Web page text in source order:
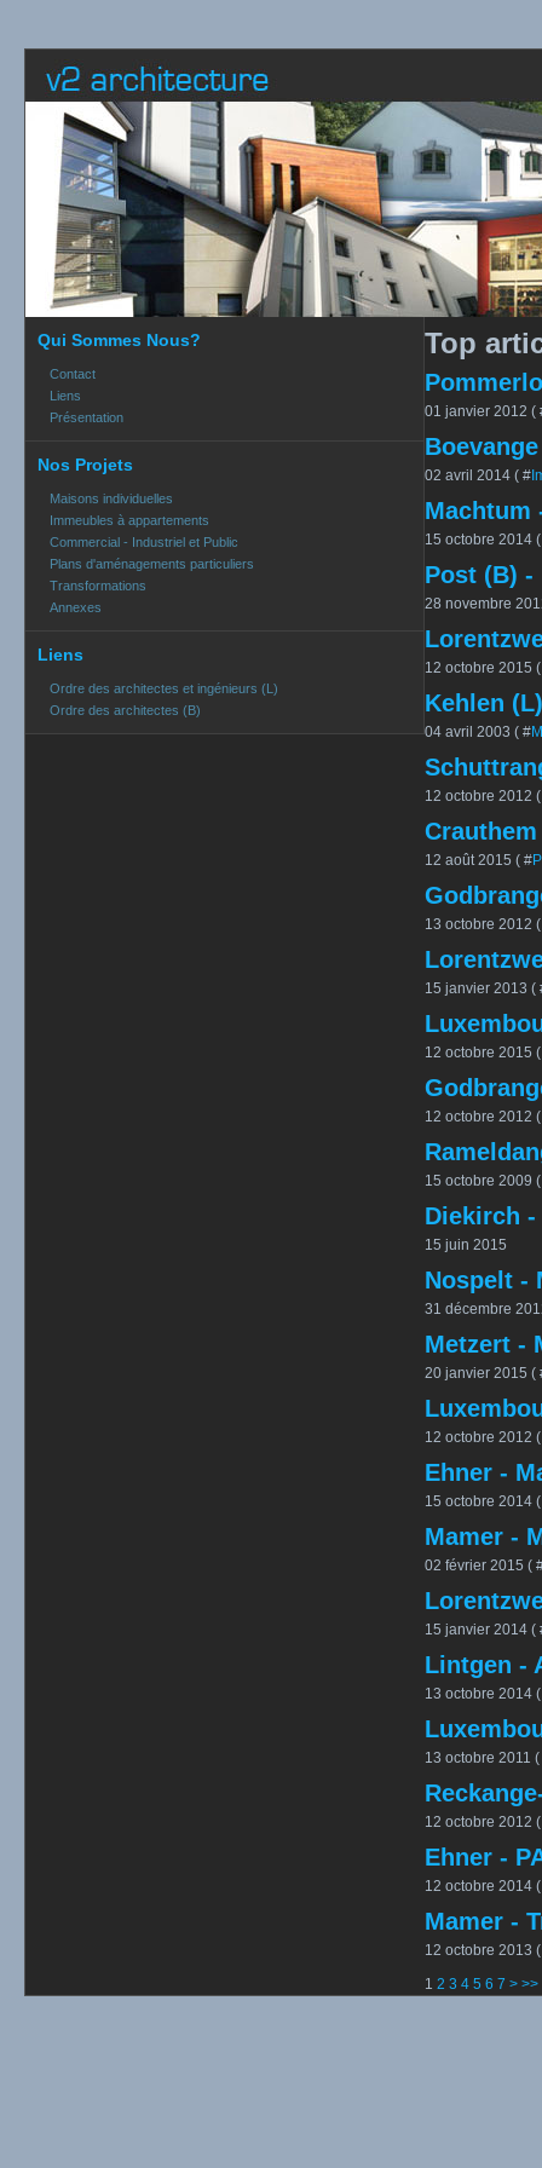
Qui Sommes Nous?
Contact
Liens
Présentation
Nos Projets
Maisons individuelles
Immeubles à appartements
Commercial - Industriel et Public
Plans d'aménagements particuliers
Transformations
Annexes
Liens
Ordre des architectes et ingénieurs (L)
Ordre des architectes (B)
Top
01 janvier 2012 (
02 avril 2014 ( #
Machtum
15 octobre 2014
Post (B) -
28 novembre
12 octobre 2015
Kehlen
04 avril 2003 ( #
12 octobre 2012
Crauthem
12 août 2015 ( #
13 octobre 2012
15 janvier 2013 (
12 octobre 2015
12 octobre 2012
15 octobre 2009
Diekirch -
15 juin 2015
Nospelt -
31 décembre
Metzert -
20 janvier 2015 (
12 octobre 2012
Ehner -
15 octobre 2014
Mamer -
02 février 2015 (
15 janvier 2014 (
Lintgen -
13 octobre 2014
13 octobre 2011
12 octobre 2012
Ehner -
12 octobre 2014
Mamer -
12 octobre 2013
1 2 3 4 5 6 7 > >>